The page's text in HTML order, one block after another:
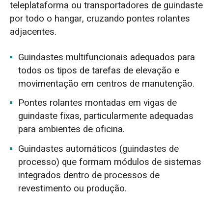
teleplataforma ou transportadores de guindaste
por todo o hangar, cruzando pontes rolantes
adjacentes.
Guindastes multifuncionais adequados para
todos os tipos de tarefas de elevação e
movimentação em centros de manutenção.
Pontes rolantes montadas em vigas de
guindaste fixas, particularmente adequadas
para ambientes de oficina.
Guindastes automáticos (guindastes de
processo) que formam módulos de sistemas
integrados dentro de processos de
revestimento ou produção.